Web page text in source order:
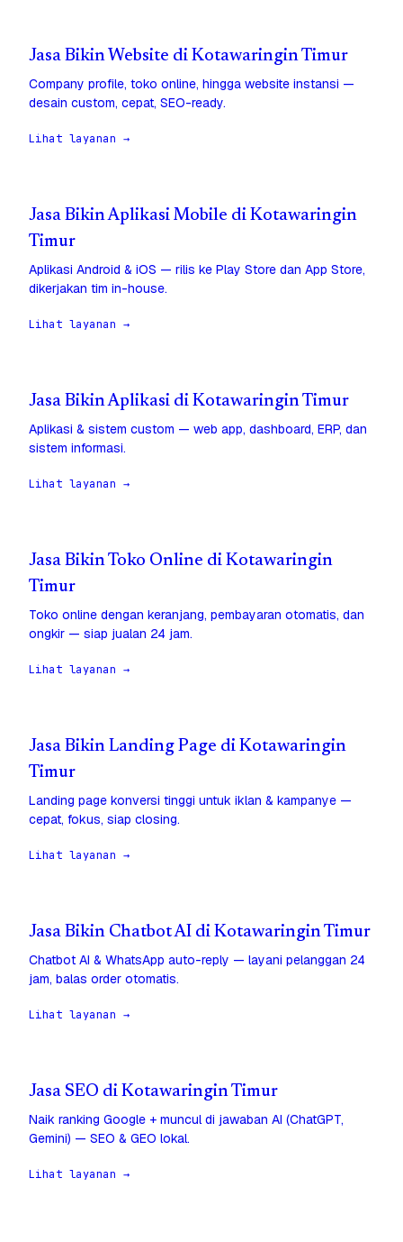
Jasa Bikin Website di Kotawaringin Timur
Company profile, toko online, hingga website instansi —
desain custom, cepat, SEO-ready.
Lihat layanan →
Jasa Bikin Aplikasi Mobile di Kotawaringin
Timur
Aplikasi Android & iOS — rilis ke Play Store dan App Store,
dikerjakan tim in-house.
Lihat layanan →
Jasa Bikin Aplikasi di Kotawaringin Timur
Aplikasi & sistem custom — web app, dashboard, ERP, dan
sistem informasi.
Lihat layanan →
Jasa Bikin Toko Online di Kotawaringin
Timur
Toko online dengan keranjang, pembayaran otomatis, dan
ongkir — siap jualan 24 jam.
Lihat layanan →
Jasa Bikin Landing Page di Kotawaringin
Timur
Landing page konversi tinggi untuk iklan & kampanye —
cepat, fokus, siap closing.
Lihat layanan →
Jasa Bikin Chatbot AI di Kotawaringin Timur
Chatbot AI & WhatsApp auto-reply — layani pelanggan 24
jam, balas order otomatis.
Lihat layanan →
Jasa SEO di Kotawaringin Timur
Naik ranking Google + muncul di jawaban AI (ChatGPT,
Gemini) — SEO & GEO lokal.
Lihat layanan →